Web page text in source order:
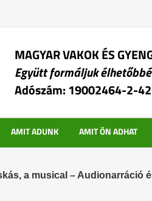
MAGYAR VAKOK ÉS
Együtt formáljuk
Adószám: 19002464-2-42
AMIT ADUNK AMIT ÖN ADHAT
a musical – Audionarráció